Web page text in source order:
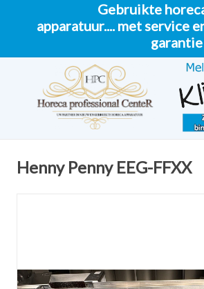
Gebruikte
apparatuur.... met service
Henny Penny EEG-FFXX